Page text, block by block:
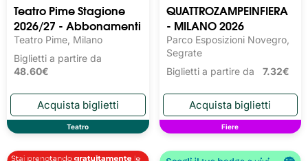
Teatro Pime Stagione
2026/27 - Abbonamenti
Teatro Pime, Milano
Biglietti a partire da
48.60€
Teatro
QUATTROZAMPEINFIERA
- MILANO 2026
Parco Esposizioni Novegro,
Segrate
Biglietti a partire da 7.32€
Fiere